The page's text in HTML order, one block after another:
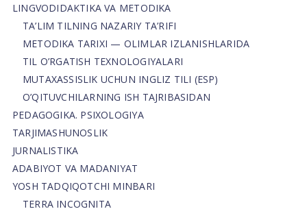
LINGVODIDAKTIKA VA METODIKA
TA’LIM TILNING NAZARIY TA’RIFI
METODIKA TARIXI — OLIMLAR IZLANISHLARIDA
TIL O’RGATISH TEXNOLOGIYALARI
MUTAXASSISLIK UCHUN INGLIZ TILI (ESP)
O’QITUVCHILARNING ISH TAJRIBASIDAN
PEDAGOGIKA. PSIXOLOGIYA
TARJIMASHUNOSLIK
JURNALISTIKA
ADABIYOT VA MADANIYAT
YOSH TADQIQOTCHI MINBARI
TERRA INCOGNITA